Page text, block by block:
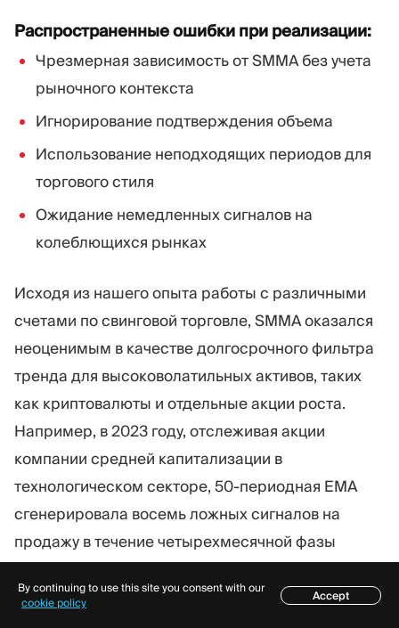
Распространенные ошибки при реализации:
Чрезмерная зависимость от SMMA без учета
рыночного контекста
Игнорирование подтверждения объема
Использование неподходящих периодов для
торгового стиля
Ожидание немедленных сигналов на
колеблющихся рынках
Исходя из нашего опыта работы с различными
счетами по свинговой торговле, SMMA оказался
неоценимым в качестве долгосрочного фильтра
тренда для высоковолатильных активов, таких
как криптовалюты и отдельные акции роста.
Например, в 2023 году, отслеживая акции
компании средней капитализации в
технологическом секторе, 50-периодная EMA
сгенерировала восемь ложных сигналов на
продажу в течение четырехмесячной фазы
скачками цен.
Содержание
By continuing to use this site you consent with our
cookie policy
Accept